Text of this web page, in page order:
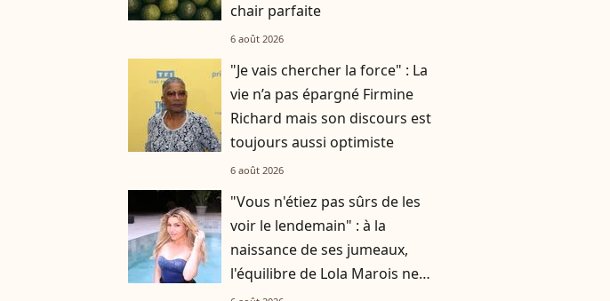
chair parfaite
6 août 2026
"Je vais chercher la force" : La
vie n’a pas épargné Firmine
Richard mais son discours est
toujours aussi optimiste
6 août 2026
"Vous n'étiez pas sûrs de les
voir le lendemain" : à la
naissance de ses jumeaux,
l'équilibre de Lola Marois ne